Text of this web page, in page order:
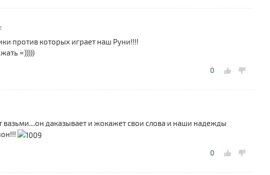
против которых играет наш Руни!!!!
=)))))
0
вазьми....он даказывает и жокажет свои слова и наши надежды
0